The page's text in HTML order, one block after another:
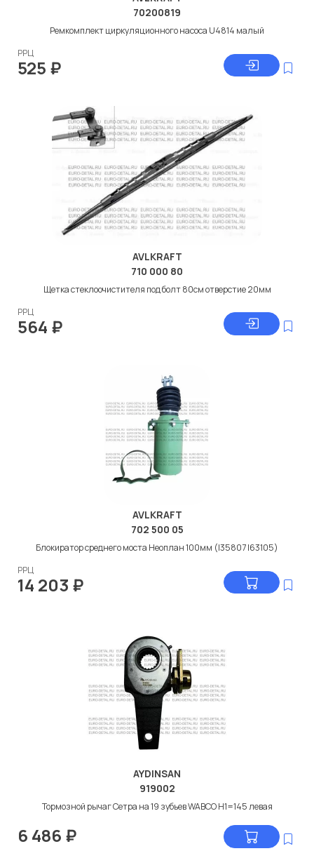
70200819
Ремкомплект циркуляционного насоса U4814 малый
РРЦ
525 ₽
AVLKRAFT
710 000 80
Щетка стеклоочистителя под болт 80см отверстие 20мм
РРЦ
564 ₽
AVLKRAFT
702 500 05
Блокиратор среднего моста Неоплан 100мм (I35807 I63105)
РРЦ
14 203 ₽
AYDINSAN
919002
Тормозной рычаг Сетра на 19 зубьев WABCO H1=145 левая
6 486 ₽